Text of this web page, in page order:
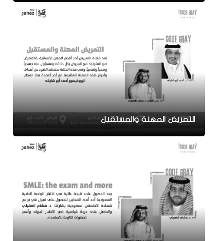
التمريض المهنة والمستقبل